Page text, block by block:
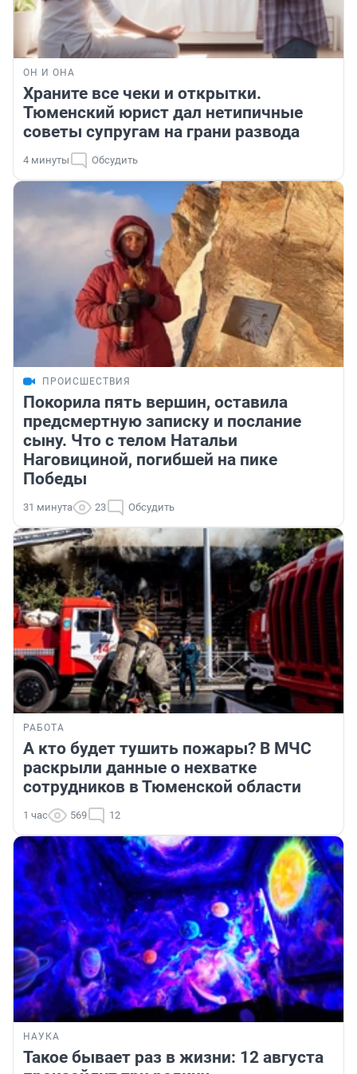
ОН И ОНА
Храните все чеки и открытки.
Тюменский юрист дал нетипичные
советы супругам на грани развода
4 минуты Обсудить
ПРОИСШЕСТВИЯ
Покорила пять вершин, оставила
предсмертную записку и послание
сыну. Что с телом Натальи
Наговициной, погибшей на пике
Победы
31 минута 23 Обсудить
РАБОТА
А кто будет тушить пожары? В МЧС
раскрыли данные о нехватке
сотрудников в Тюменской области
1 час 569 12
НАУКА
Такое бывает раз в жизни: 12 августа